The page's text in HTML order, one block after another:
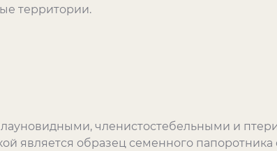
территории.
членистостебельными и
является образец семенного папоротника